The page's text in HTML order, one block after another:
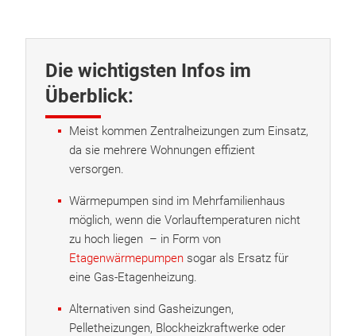
Die wichtigsten Infos im
Überblick:
Meist kommen Zentralheizungen zum Einsatz,
da sie mehrere Wohnungen effizient
versorgen.
Wärmepumpen sind im Mehrfamilienhaus
möglich, wenn die Vorlauftemperaturen nicht
zu hoch liegen – in Form von
Etagenwärmepumpen sogar als Ersatz für
eine Gas-Etagenheizung.
Alternativen sind Gasheizungen,
Pelletheizungen, Blockheizkraftwerke oder